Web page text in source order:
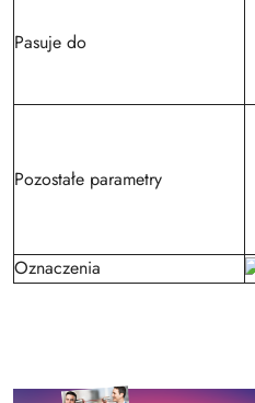
Pasuje do
Pozostałe parametry
Oznaczenia